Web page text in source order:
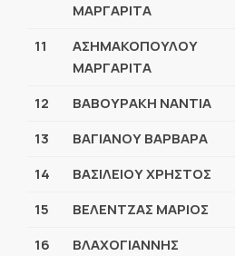
ΜΑΡΓΑΡΙΤΑ
11
ΑΣΗΜΑΚΟΠΟΥΛΟΥ
ΜΑΡΓΑΡΙΤΑ
12
ΒΑΒΟΥΡΑΚΗ ΝΑΝΤΙΑ
13
ΒΑΓΙΑΝΟΥ ΒΑΡΒΑΡΑ
14
ΒΑΣΙΛΕΙΟΥ ΧΡΗΣΤΟΣ
15
ΒΕΛΕΝΤΖΑΣ ΜΑΡΙΟΣ
16
ΒΛΑΧΟΓΙΑΝΝΗΣ